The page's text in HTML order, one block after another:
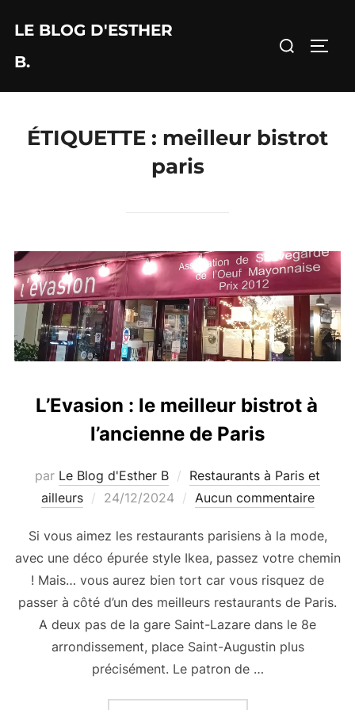
contenu
LE BLOG D'ESTHER
B.
Rechercher :
ÉTIQUETTE : meilleur bistrot
paris
L’Evasion : le meilleur bistrot à
l’ancienne de Paris
par Le Blog d'Esther B
Restaurants à Paris et
ailleurs
Publié
24/12/2024 Aucun commentaire
Si vous aimez les restaurants parisiens à la mode,
avec une déco épurée style Ikea, passez votre chemin
! Mais… vous aurez bien tort car vous risquez de
passer à côté d’un des meilleurs restaurants de Paris.
A deux pas de la gare Saint-Lazare dans le 8e
arrondissement, place Saint-Augustin plus
précisément. Le patron de …